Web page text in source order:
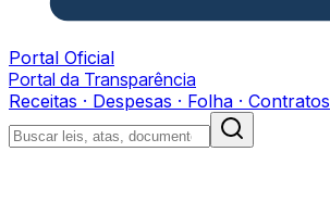
Portal Oficial
Portal da Transparência
Receitas · Despesas · Folha · Contratos